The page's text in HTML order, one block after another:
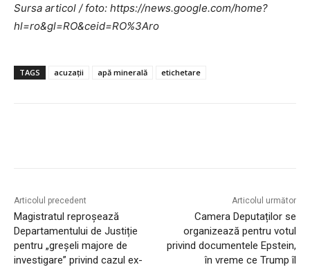
Sursa articol / foto: https://news.google.com/home?
hl=ro&gl=RO&ceid=RO%3Aro
TAGS acuzații apă minerală etichetare
Articolul precedent
Magistratul reproșează
Departamentului de Justiție
pentru „greșeli majore de
investigare” privind cazul ex-
Articolul următor
Camera Deputaților se
organizează pentru votul
privind documentele Epstein,
în vreme ce Trump îl